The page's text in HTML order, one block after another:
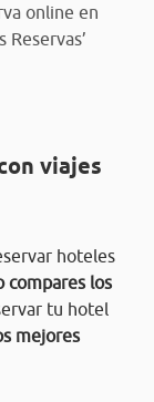
online en
Reservas’
viajes
hoteles
compares los
tu hotel
mejores